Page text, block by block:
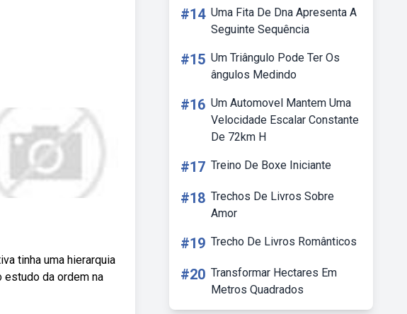
tinha uma hierarquia
da ordem na
#14 Uma Fita De Dna Apresenta A
Seguinte Sequência
#15 Um Triângulo Pode Ter Os
ângulos Medindo
#16 Um Automovel Mantem Uma
Velocidade Escalar Constante
De 72km H
#17 Treino De Boxe Iniciante
#18 Trechos De Livros Sobre
Amor
#19 Trecho De Livros Românticos
#20 Transformar Hectares Em
Metros Quadrados